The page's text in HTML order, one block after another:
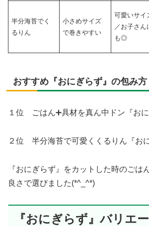
半分海苔でく
るりん
小さめサイズ
で巻きやすい
可愛いサイ
／お子さん
も◎
おすすめ『おにぎらず』の包み方
１位 ごはん➕具材を真ん中ドン『おに
２位 半分海苔で可愛くくるりん『おに
『おにぎらず』をカットした時のごは
良さで選びました(*^_^*)
『おにぎらず』バリエ